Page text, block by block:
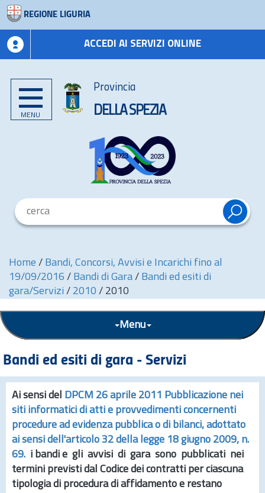
REGIONE LIGURIA
ACCEDI AI SERVIZI ONLINE
MENU
Provincia
DELLA SPEZIA
Home / Bandi, Concorsi, Avvisi e Incarichi fino al
19/09/2016 / Bandi di Gara / Bandi ed esiti di
gara/Servizi / 2010 / 2010
Menu
Bandi ed esiti di gara - Servizi
Ai sensi del DPCM 26 aprile 2011 Pubblicazione nei
siti informatici di atti e provvedimenti concernenti
procedure ad evidenza pubblica o di bilanci, adottato
ai sensi dell'articolo 32 della legge 18 giugno 2009, n.
69. i bandi e gli avvisi di gara sono pubblicati nei
termini previsti dal Codice dei contratti per ciascuna
tipologia di procedura di affidamento e restano